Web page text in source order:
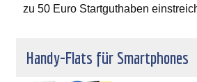
zu 50 Euro Startguthaben
Handy-Flats für Smartphones